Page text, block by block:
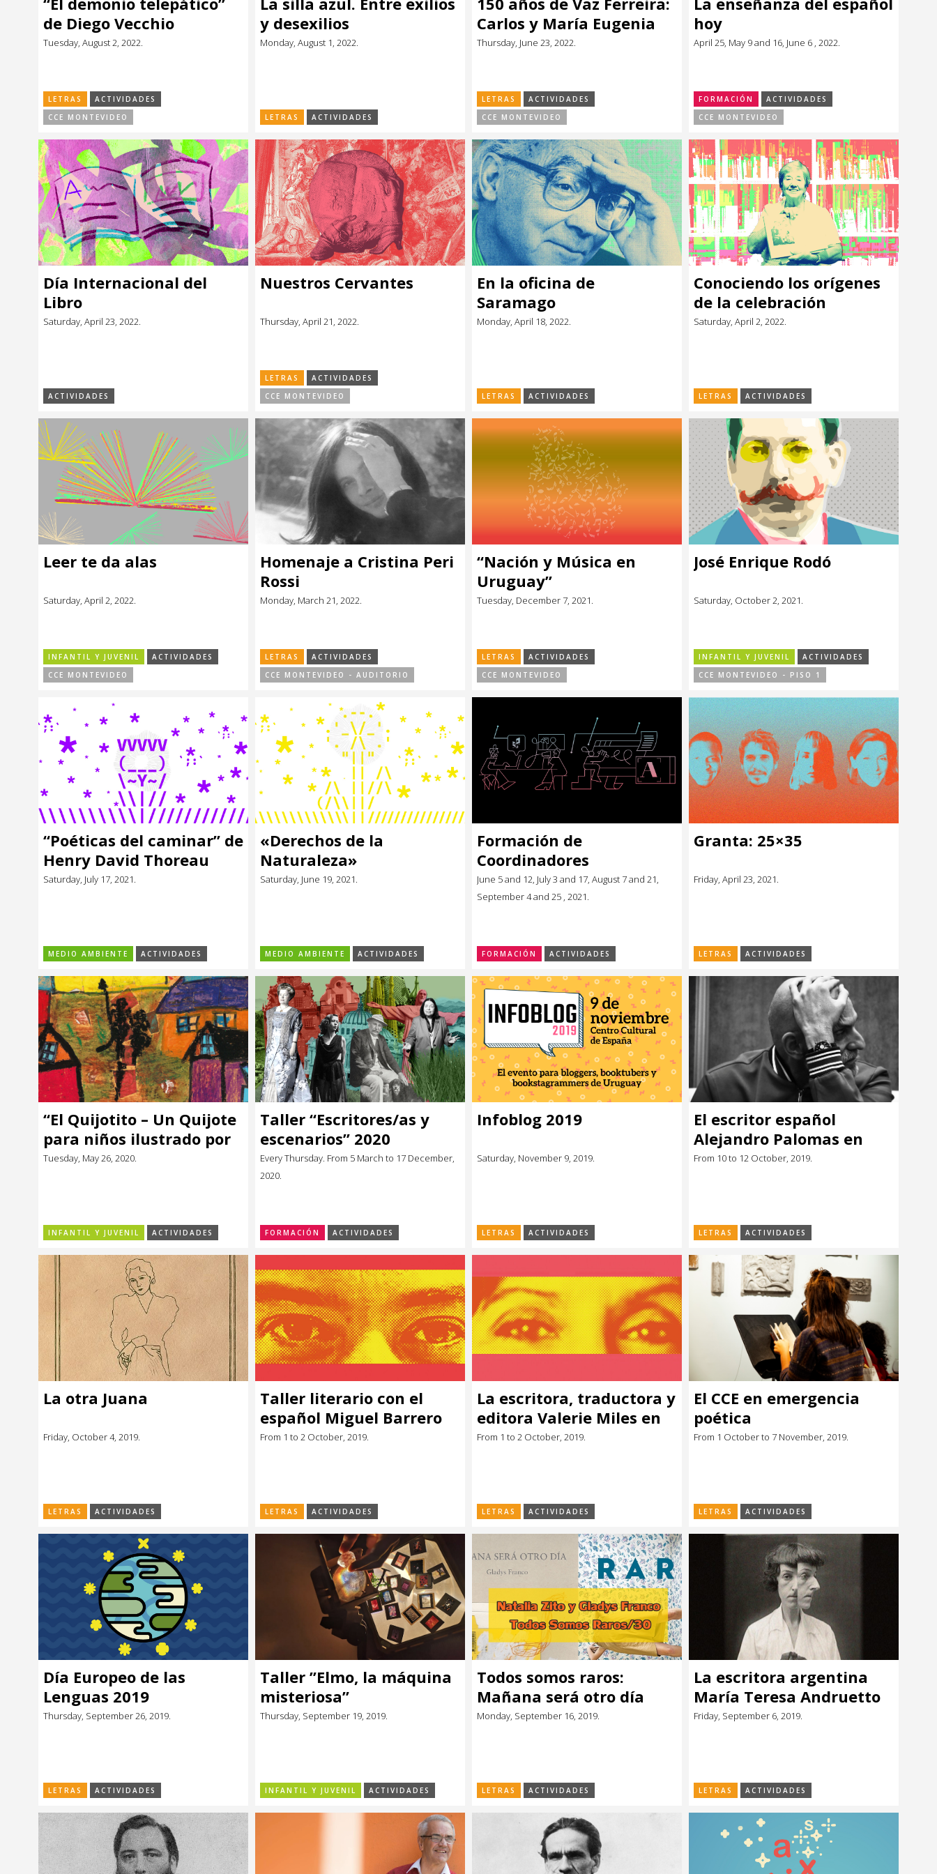
Música
Sin categoríaSin categoría
de Diego Vecchio
Tuesday, August 2, 2022.
LETRAS
ACTIVIDADES
CCE MONTEVIDEO
y desexilios
Monday, August 1, 2022.
LETRAS ACTIVIDADES
Carlos y María Eugenia
Thursday, June 23, 2022.
LETRAS
ACTIVIDADES
CCE MONTEVIDEO
hoy
April 25, May 9 and 16, June 6 , 2022.
FORMACIÓN
ACTIVIDADES
CCE MONTEVIDEO
Día Internacional del
Libro
Saturday, April 23, 2022.
ACTIVIDADES
Nuestros Cervantes
Thursday, April 21, 2022.
LETRAS
ACTIVIDADES
CCE MONTEVIDEO
En la oficina de
Saramago
Monday, April 18, 2022.
LETRAS ACTIVIDADES
Conociendo los orígenes
de la celebración
Saturday, April 2, 2022.
LETRAS ACTIVIDADES
Leer te da alas
Saturday, April 2, 2022.
INFANTIL Y JUVENIL
ACTIVIDADES
CCE MONTEVIDEO
Homenaje a Cristina Peri
Rossi
Monday, March 21, 2022.
LETRAS
ACTIVIDADES
CCE MONTEVIDEO - AUDITORIO
“Nación y Música en
Uruguay”
Tuesday, December 7, 2021.
LETRAS
ACTIVIDADES
CCE MONTEVIDEO
José Enrique Rodó
Saturday, October 2, 2021.
INFANTIL Y JUVENIL
ACTIVIDADES
CCE MONTEVIDEO - PISO 1
“Poéticas del caminar” de
Henry David Thoreau
Saturday, July 17, 2021.
MEDIO AMBIENTE ACTIVIDADES
«Derechos de la
Naturaleza»
Saturday, June 19, 2021.
MEDIO AMBIENTE ACTIVIDADES
Formación de
Coordinadores
June 5 and 12, July 3 and 17, August 7 and 21,
September 4 and 25 , 2021.
FORMACIÓN ACTIVIDADES
Granta: 25×35
Friday, April 23, 2021.
LETRAS ACTIVIDADES
“El Quijotito – Un Quijote
para niños ilustrado por
niños de Montevideo”
Tuesday, May 26, 2020.
INFANTIL Y JUVENIL ACTIVIDADES
Taller “Escritores/as y
escenarios” 2020
Every Thursday. From 5 March to 17 December,
2020.
FORMACIÓN ACTIVIDADES
Infoblog 2019
Saturday, November 9, 2019.
LETRAS ACTIVIDADES
El escritor español
Alejandro Palomas en
Montevideo
From 10 to 12 October, 2019.
LETRAS ACTIVIDADES
La otra Juana
Friday, October 4, 2019.
LETRAS ACTIVIDADES
Taller literario con el
español Miguel Barrero
From 1 to 2 October, 2019.
LETRAS ACTIVIDADES
La escritora, traductora y
editora Valerie Miles en
Montevideo
From 1 to 2 October, 2019.
LETRAS ACTIVIDADES
El CCE en emergencia
poética
From 1 October to 7 November, 2019.
LETRAS ACTIVIDADES
Día Europeo de las
Lenguas 2019
Thursday, September 26, 2019.
LETRAS ACTIVIDADES
Taller ”Elmo, la máquina
misteriosa”
Thursday, September 19, 2019.
INFANTIL Y JUVENIL ACTIVIDADES
Todos somos raros:
Mañana será otro día
raro
Monday, September 16, 2019.
LETRAS ACTIVIDADES
La escritora argentina
María Teresa Andruetto
en el CCE
Friday, September 6, 2019.
LETRAS ACTIVIDADES